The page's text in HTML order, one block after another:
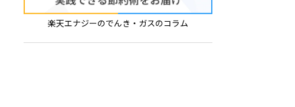
楽天エナジーのでんき・ガスのコラム